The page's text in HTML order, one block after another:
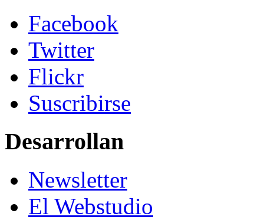
Facebook
Twitter
Flickr
Suscribirse
Desarrollan
Newsletter
El Webstudio